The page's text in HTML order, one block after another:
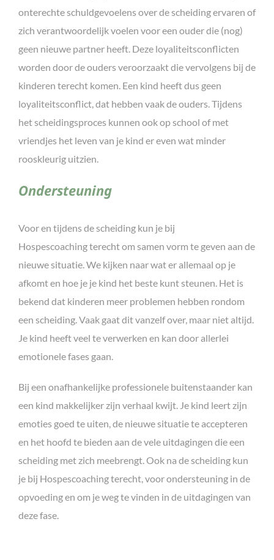
onterechte schuldgevoelens over de scheiding ervaren of
zich verantwoordelijk voelen voor een ouder die (nog)
geen nieuwe partner heeft. Deze loyaliteitsconflicten
worden door de ouders veroorzaakt die vervolgens bij de
kinderen terecht komen. Een kind heeft dus geen
loyaliteitsconflict, dat hebben vaak de ouders. Tijdens
het scheidingsproces kunnen ook op school of met
vriendjes het leven van je kind er even wat minder
rooskleurig uitzien.
Ondersteuning
Voor en tijdens de scheiding kun je bij
Hospescoaching terecht om samen vorm te geven aan de
nieuwe situatie. We kijken naar wat er allemaal op je
afkomt en hoe je je kind het beste kunt steunen. Het is
bekend dat kinderen meer problemen hebben rondom
een scheiding. Vaak gaat dit vanzelf over, maar niet altijd.
Je kind heeft veel te verwerken en kan door allerlei
emotionele fases gaan.
Bij een onafhankelijke professionele buitenstaander kan
een kind makkelijker zijn verhaal kwijt. Je kind leert zijn
emoties goed te uiten, de nieuwe situatie te accepteren
en het hoofd te bieden aan de vele uitdagingen die een
scheiding met zich meebrengt. Ook na de scheiding kun
je bij Hospescoaching terecht, voor ondersteuning in de
opvoeding en om je weg te vinden in de uitdagingen van
deze fase.